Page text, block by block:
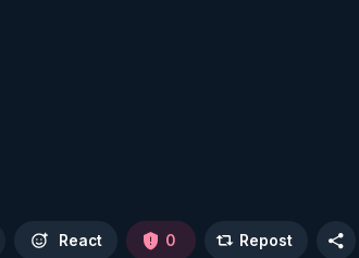
React 0 Repost